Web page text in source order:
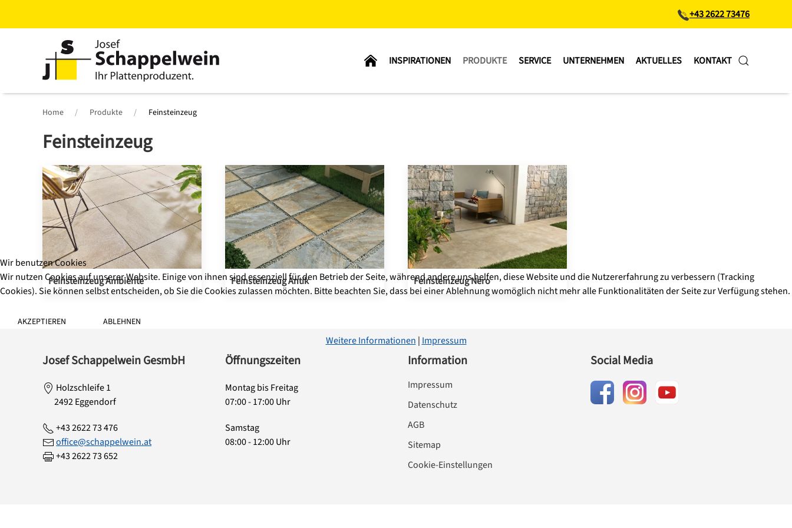
Hauptinhalt
springen
+43 2622 73476
INSPIRATIONEN PRODUKTE SERVICE UNTERNEHMEN AKTUELLES KONTAKT
Home Produkte Feinsteinzeug
Feinsteinzeug
Feinsteinzeug Ambiente Feinsteinzeug Antik Feinsteinzeug Nero
Josef Schappelwein GesmbH
Holzschleife 1
2492 Eggendorf
+43 2622 73 476
office@schappelwein.at
+43 2622 73 652
Öffnungszeiten
Montag bis Freitag
07:00 - 17:00 Uhr
Samstag
08:00 - 12:00 Uhr
Information
Impressum
Datenschutz
AGB
Sitemap
Cookie-Einstellungen
Social Media
Wir benutzen Cookies
Wir nutzen Cookies auf unserer Website. Einige von ihnen sind essenziell für den Betrieb der Seite, während andere uns helfen, diese Website und die Nutzererfahrung zu verbessern (Tracking
Cookies). Sie können selbst entscheiden, ob Sie die Cookies zulassen möchten. Bitte beachten Sie, dass bei einer Ablehnung womöglich nicht mehr alle Funktionalitäten der Seite zur Verfügung stehen.
AKZEPTIEREN ABLEHNEN
Weitere Informationen | Impressum